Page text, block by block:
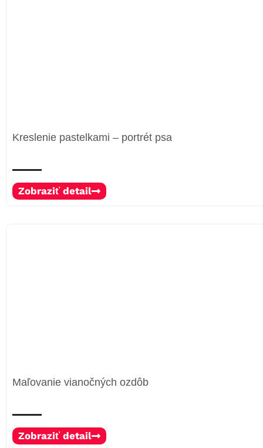
Kreslenie pastelkami – portrét psa
Zobraziť detail
Maľovanie vianočných ozdôb
Zobraziť detail